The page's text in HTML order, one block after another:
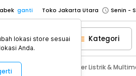
ganti Toko Jakarta Utara
Toko Tangerang
Toko Cikupa
Pick n Go Jakarta Barat
Pick n Go Bekasi
Senin -
Kategori
Tester Listrik &
lokasi store sesuai
Anda.